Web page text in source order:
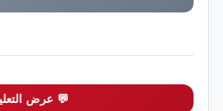
💬 عرض